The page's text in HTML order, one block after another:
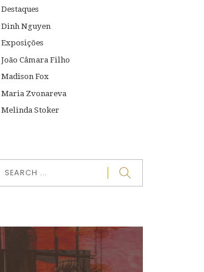
Destaques
Dinh Nguyen
Exposições
João Câmara Filho
Madison Fox
Maria Zvonareva
Melinda Stoker